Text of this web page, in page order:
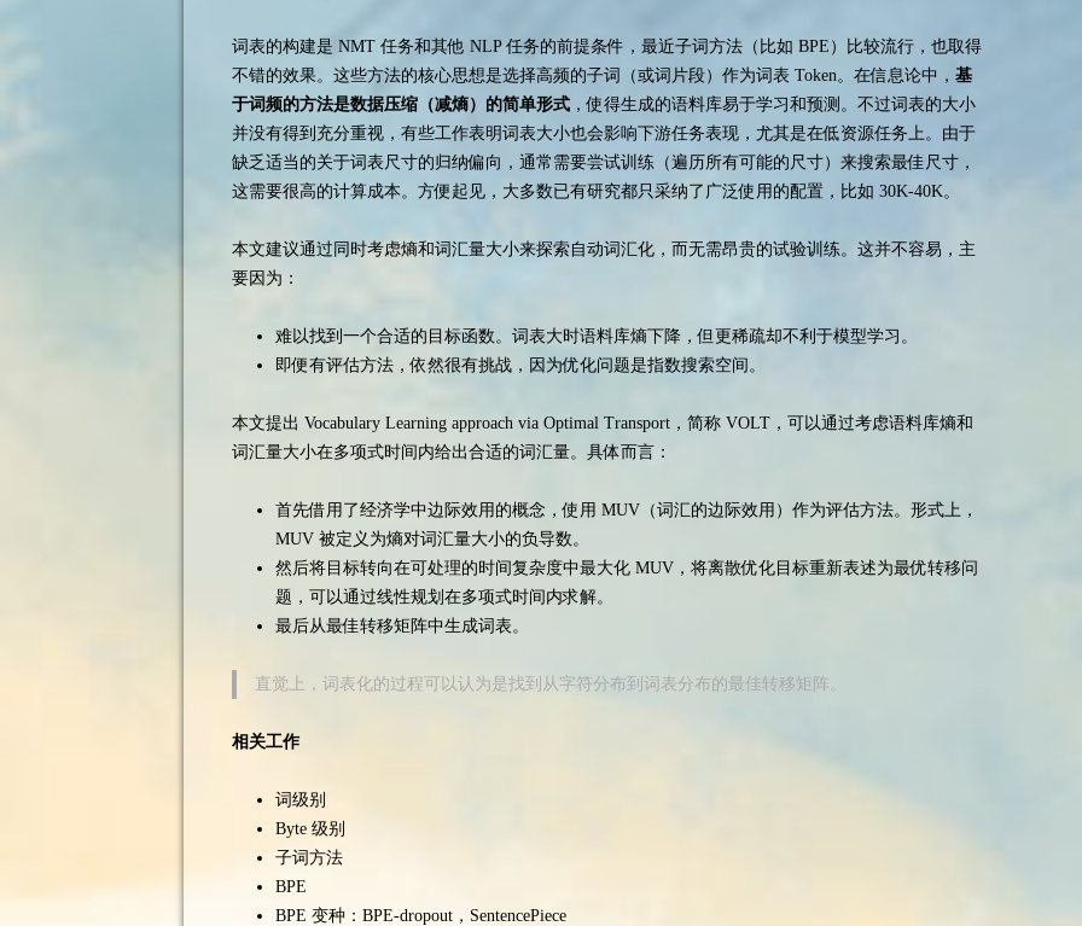
词表的构建是 NMT 任务和其他 NLP 任务的前提条件，最近子词方法（比如 BPE）比较流行，也取得
不错的效果。这些方法的核心思想是选择高频的子词（或词片段）作为词表 Token。在信息论中， 基
于词频的方法是数据压缩（减熵）的简单形式 ，使得生成的语料库易于学习和预测。不过词表的大小
并没有得到充分重视，有些工作表明词表大小也会影响下游任务表现，尤其是在低资源任务上。由于
缺乏适当的关于词表尺寸的归纳偏向，通常需要尝试训练（遍历所有可能的尺寸）来搜索最佳尺寸，
这需要很高的计算成本。方便起见，大多数已有研究都只采纳了广泛使用的配置，比如 30K-40K。
本文建议通过同时考虑熵和词汇量大小来探索自动词汇化，而无需昂贵的试验训练。这并不容易，主
要因为：
难以找到一个合适的目标函数。词表大时语料库熵下降，但更稀疏却不利于模型学习。
即便有评估方法，依然很有挑战，因为优化问题是指数搜索空间。
本文提出 Vocabulary Learning approach via Optimal Transport，简称 VOLT，可以通过考虑语料库熵和
词汇量大小在多项式时间内给出合适的词汇量。具体而言：
首先借用了经济学中边际效用的概念，使用 MUV（词汇的边际效用）作为评估方法。形式上，
MUV 被定义为熵对词汇量大小的负导数。
然后将目标转向在可处理的时间复杂度中最大化 MUV，将离散优化目标重新表述为最优转移问
题，可以通过线性规划在多项式时间内求解。
最后从最佳转移矩阵中生成词表。
直觉上，词表化的过程可以认为是找到从字符分布到词表分布的最佳转移矩阵。
相关工作
词级别
Byte 级别
子词方法
BPE
BPE 变种：BPE-dropout，SentencePiece